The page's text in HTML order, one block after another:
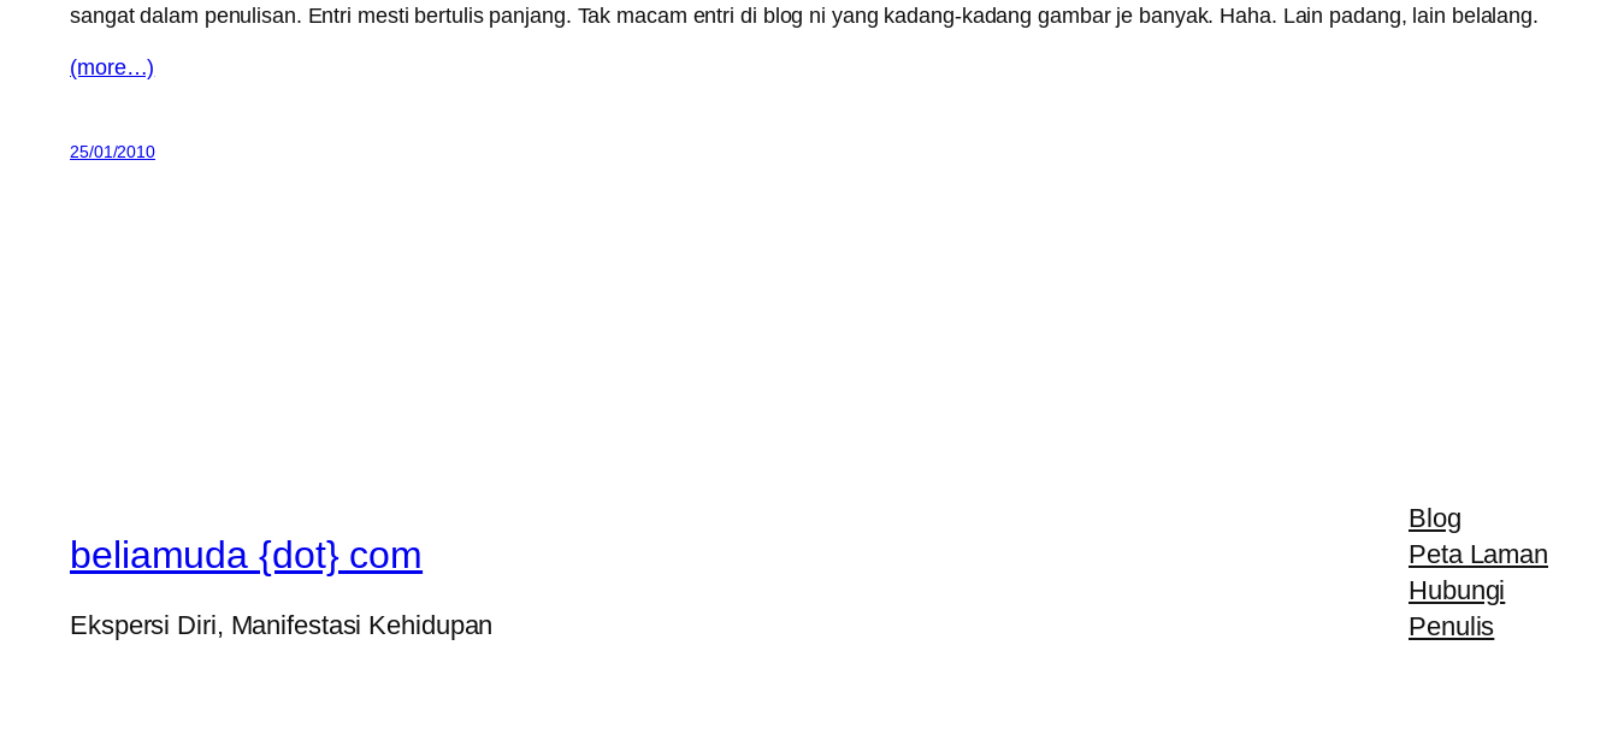
sangat dalam penulisan. Entri mesti bertulis panjang. Tak macam entri di blog ni yang kadang-kadang gambar je banyak. Haha. Lain padang, lain belalang.
(more…)
25/01/2010
beliamuda {dot} com
Ekspersi Diri, Manifestasi Kehidupan
Blog
Peta Laman
Hubungi
Penulis